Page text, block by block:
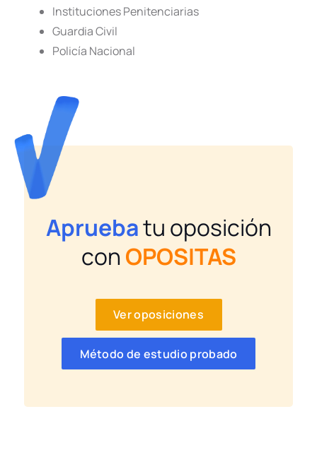
Instituciones Penitenciarias
Guardia Civil
Policía Nacional
Apruebatu oposición
con OPOSITAS
Ver oposiciones
Método de estudio probado